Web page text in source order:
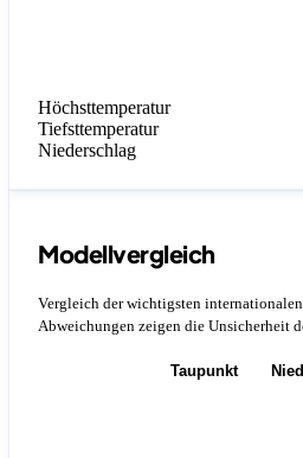
Höchsttemperatur
Tiefsttemperatur
Niederschlag
Modellvergleich
Vergleich der wichtigsten
Abweichungen zeigen die Unsicherheit
Taupunkt